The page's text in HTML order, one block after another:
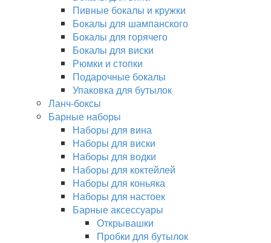
Пивные бокалы и кружки
Бокалы для шампанского
Бокалы для горячего
Бокалы для виски
Рюмки и стопки
Подарочные бокалы
Упаковка для бутылок
Ланч-боксы
Барные наборы
Наборы для вина
Наборы для виски
Наборы для водки
Наборы для коктейлей
Наборы для коньяка
Наборы для настоек
Барные аксессуары
Открывашки
Пробки для бутылок